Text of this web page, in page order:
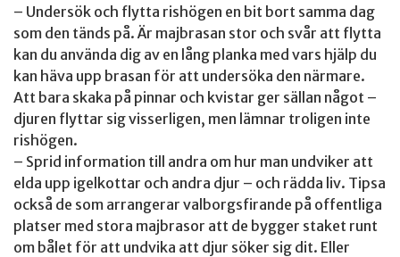
– Undersök och flytta rishögen en bit bort samma dag
som den tänds på. Är majbrasan stor och svår att flytta
kan du använda dig av en lång planka med vars hjälp du
kan häva upp brasan för att undersöka den närmare.
Att bara skaka på pinnar och kvistar ger sällan något –
djuren flyttar sig visserligen, men lämnar troligen inte
rishögen.
– Sprid information till andra om hur man undviker att
elda upp igelkottar och andra djur – och rädda liv. Tipsa
också de som arrangerar valborgsfirande på offentliga
platser med stora majbrasor att de bygger staket runt
om bålet för att undvika att djur söker sig dit. Eller